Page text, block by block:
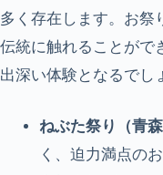
多く存在します。お祭
伝統に触れることがで
出深い体験となるでし
ねぶた祭り（青森
く、迫力満点の